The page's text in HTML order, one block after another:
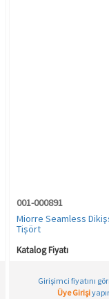
001-000891
Miorre Seamless
Tişört
Katalog Fiyatı
Girişimci fiyatını
Üye Girişi